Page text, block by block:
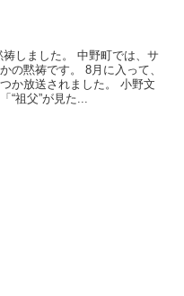
しました。 中野町では、サ
の黙祷です。 8月に入って、
か放送されました。 小野文
祖父”が見た...